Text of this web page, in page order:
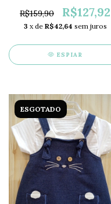
R$159,90 R$127,92
3 x de R$42,64 sem juros
ESPIAR
ESGOTADO